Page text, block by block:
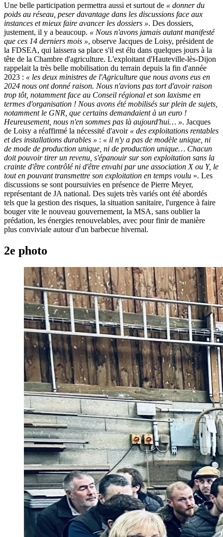
Une belle participation permettra aussi et surtout de « donner du
poids au réseau, peser davantage dans les discussions face aux
instances et mieux faire avancer les dossiers ». Des dossiers,
justement, il y a beaucoup. « Nous n'avons jamais autant manifesté
que ces 14 derniers mois », observe Jacques de Loisy, président de
la FDSEA, qui laissera sa place s'il est élu dans quelques jours à la
tête de la Chambre d'agriculture. L'exploitant d'Hauteville-lès-Dijon
rappelait la très belle mobilisation du terrain depuis la fin d'année
2023 : « les deux ministres de l'Agriculture que nous avons eus en
2024 nous ont donné raison. Nous n'avions pas tort d'avoir raison
trop tôt, notamment face au Conseil régional et son laxisme en
termes d'organisation ! Nous avons été mobilisés sur plein de sujets,
notamment le GNR, que certains demandaient à un euro !
Heureusement, nous n'en sommes pas là aujourd'hui… ». Jacques
de Loisy a réaffirmé la nécessité d'avoir « des exploitations rentables
et des installations durables » : « il n'y a pas de modèle unique, ni
de mode de production unique, ni de production unique… Chacun
doit pouvoir tirer un revenu, s'épanouir sur son exploitation sans la
crainte d'être contrôlé ni d'être envahi par une association X ou Y, le
tout en pouvant transmettre son exploitation en temps voulu ». Les
discussions se sont poursuivies en présence de Pierre Meyer,
représentant de JA national. Des sujets très variés ont été abordés
tels que la gestion des risques, la situation sanitaire, l'urgence à faire
bouger vite le nouveau gouvernement, la MSA, sans oublier la
prédation, les énergies renouvelables, avec pour finir de manière
plus conviviale autour d'un barbecue hivernal.
2e photo